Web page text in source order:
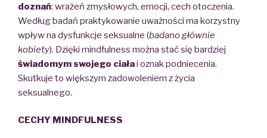
doznań: wrażeń zmysłowych, emocji, cech otoczenia.
Według badań praktykowanie uważności ma korzystny
wpływ na dysfunkcje seksualne (badano głównie
kobiety). Dzięki mindfulness można stać się bardziej
świadomym swojego ciałai oznak podniecenia.
Skutkuje to większym zadowoleniem z życia
seksualnego.
CECHY MINDFULNESS